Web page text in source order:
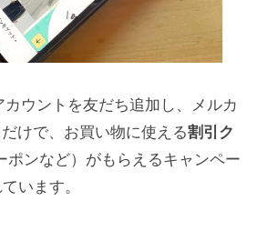
カウントを友だち追加し、メルカ
けで、お買い物に使える割引ク
ポンなど）がもらえるキャンペー
います。